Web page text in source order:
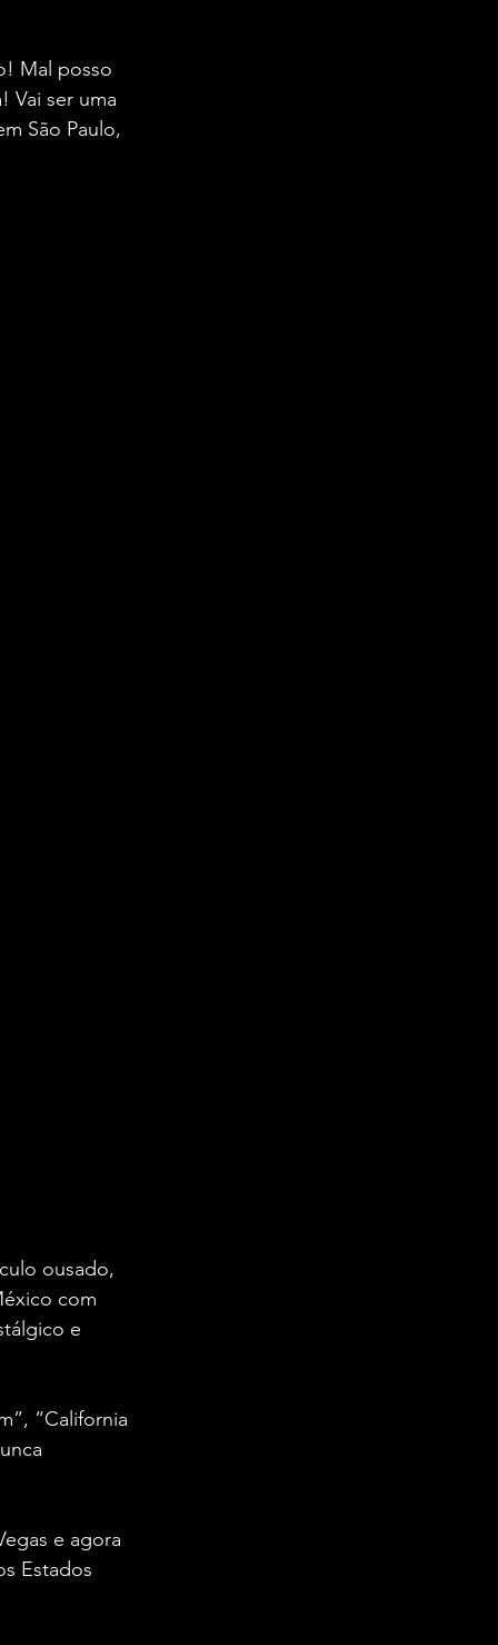
Mal posso
Vai ser uma
São Paulo,
ousado,
com
e
“California
e agora
Estados